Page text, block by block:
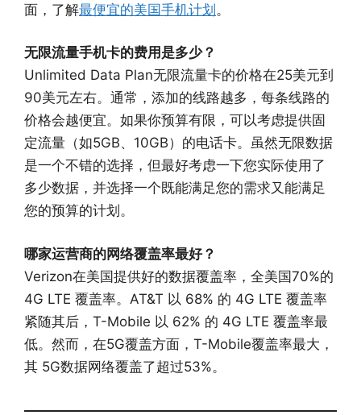
面，了解最便宜的美国手机计划。
无限流量手机卡的费用是多少？
Unlimited Data Plan无限流量卡的价格在25美元到
90美元左右。通常，添加的线路越多，每条线路的
价格会越便宜。如果你预算有限，可以考虑提供固
定流量（如5GB、10GB）的电话卡。虽然无限数据
是一个不错的选择，但最好考虑一下您实际使用了
多少数据，并选择一个既能满足您的需求又能满足
您的预算的计划。
哪家运营商的网络覆盖率最好？
Verizon在美国提供好的数据覆盖率，全美国70%的
4G LTE 覆盖率。AT&T 以 68% 的 4G LTE 覆盖率
紧随其后，T-Mobile 以 62% 的 4G LTE 覆盖率最
低。然而，在5G覆盖方面，T-Mobile覆盖率最大，
其 5G数据网络覆盖了超过53%。